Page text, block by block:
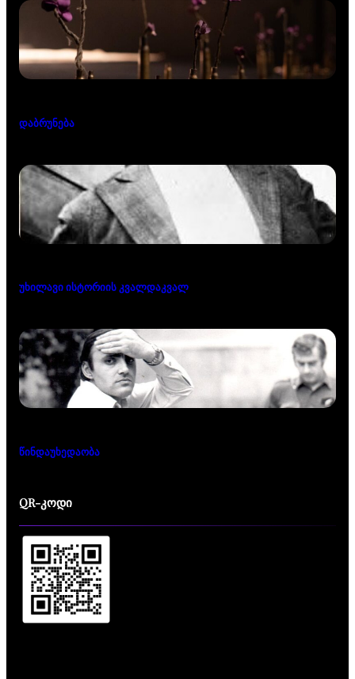
დაბრუნება
უხილავი ისტორიის კვალდაკვალ
წინდაუხედაობა
QR-კოდი